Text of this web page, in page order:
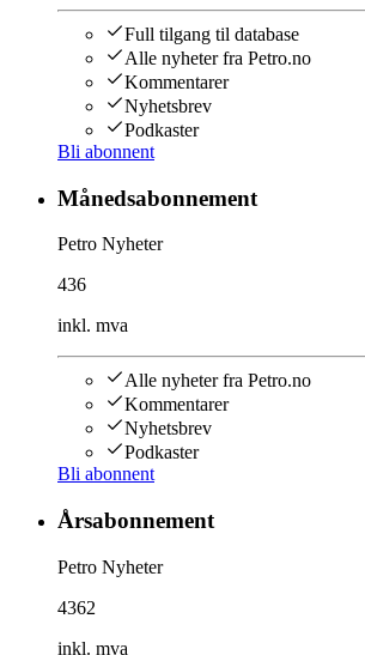
Full tilgang til database
Alle nyheter fra Petro.no
Kommentarer
Nyhetsbrev
Podkaster
Bli abonnent
Månedsabonnement
Petro Nyheter
436
inkl. mva
Alle nyheter fra Petro.no
Kommentarer
Nyhetsbrev
Podkaster
Bli abonnent
Årsabonnement
Petro Nyheter
4362
inkl. mva